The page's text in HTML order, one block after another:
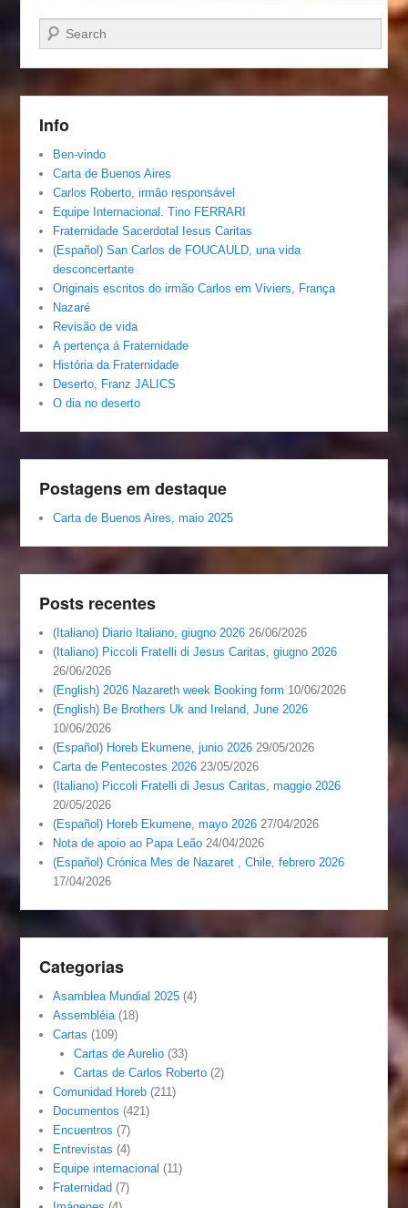
Pesquisar…
Info
Ben-vindo
Carta de Buenos Aires
Carlos Roberto, irmâo responsável
Equipe Internacional. Tino FERRARI
Fraternidade Sacerdotal Iesus Caritas
(Español) San Carlos de FOUCAULD, una vida
desconcertante
Originais escritos do irmão Carlos em Viviers, França
Nazaré
Revisão de vida
A pertença á Fraternidade
História da Fraternidade
Deserto, Franz JALICS
O dia no deserto
Postagens em destaque
Carta de Buenos Aires, maio 2025
Posts recentes
(Italiano) Diario Italiano, giugno 2026 26/06/2026
(Italiano) Piccoli Fratelli di Jesus Caritas, giugno 2026
26/06/2026
(English) 2026 Nazareth week Booking form 10/06/2026
(English) Be Brothers Uk and Ireland, June 2026
10/06/2026
(Español) Horeb Ekumene, junio 2026 29/05/2026
Carta de Pentecostes 2026 23/05/2026
(Italiano) Piccoli Fratelli di Jesus Caritas, maggio 2026
20/05/2026
(Español) Horeb Ekumene, mayo 2026 27/04/2026
Nota de apoio ao Papa Leão 24/04/2026
(Español) Crónica Mes de Nazaret , Chile, febrero 2026
17/04/2026
Categorias
Asamblea Mundial 2025 (4)
Assembléia(18)
Cartas (109)
Cartas de Aurelio(33)
Cartas de Carlos Roberto(2)
Comunidad Horeb (211)
Documentos (421)
Encuentros (7)
Entrevistas (4)
Equipe internacional (11)
Fraternidad (7)